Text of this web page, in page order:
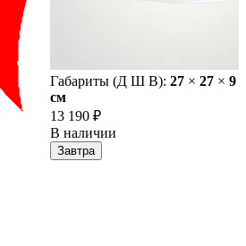
Габариты (Д Ш В): 27 × 27 × 9
cм
13 190 ₽
В наличии
Завтра